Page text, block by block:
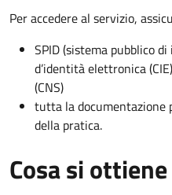
Per accedere al servizio,
SPID (sistema pubblico
d’identità elettronica
(CNS)
tutta la documentazione
della pratica.
Cosa si ottiene